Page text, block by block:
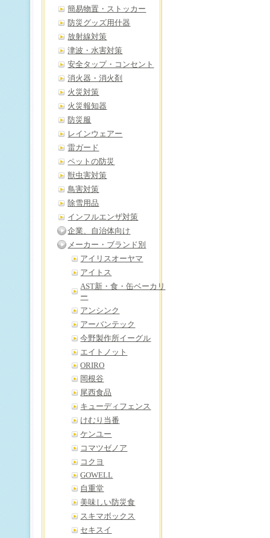
簡易物置・ストッカー
防災グッズ用什器
放射線対策
津波・水害対策
安全タップ・コンセント
消火器・消火剤
火災対策
火災報知器
防災服
レインウェアー
雷ガード
ペットの防災
獣虫害対策
鳥害対策
除雪用品
インフルエンザ対策
企業、自治体向け
メーカー・ブランド別
アイリスオーヤマ
アイトス
AST新・食・缶ベーカリ
ー
アンシンク
アーバンテック
今野製作所イーグル
エイトノット
ORIRO
岡根谷
尾西食品
キューディフェンス
けむり当番
ケンユー
コマツゼノア
コクヨ
GOWELL
自重堂
美味しい防災食
スキマボックス
セキスイ